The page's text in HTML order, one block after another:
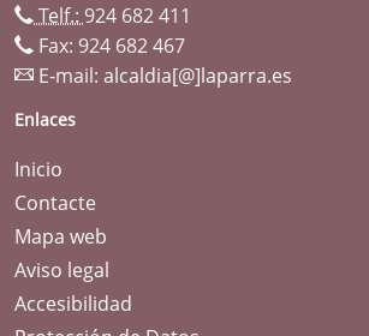
Telf.: 924 682 411
Fax: 924 682 467
E-mail: alcaldia[@]laparra.es
Enlaces
Inicio
Contacte
Mapa web
Aviso legal
Accesibilidad